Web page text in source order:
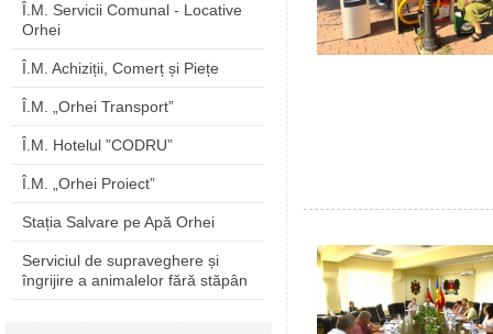
Î.M. Servicii Comunal - Locative
Orhei
Î.M. Achiziții, Comerț și Piețe
Î.M. „Orhei Transport”
Î.M. Hotelul ”CODRU”
Î.M. „Orhei Proiect”
Stația Salvare pe Apă Orhei
Serviciul de supraveghere și
îngrijire a animalelor fără stăpân